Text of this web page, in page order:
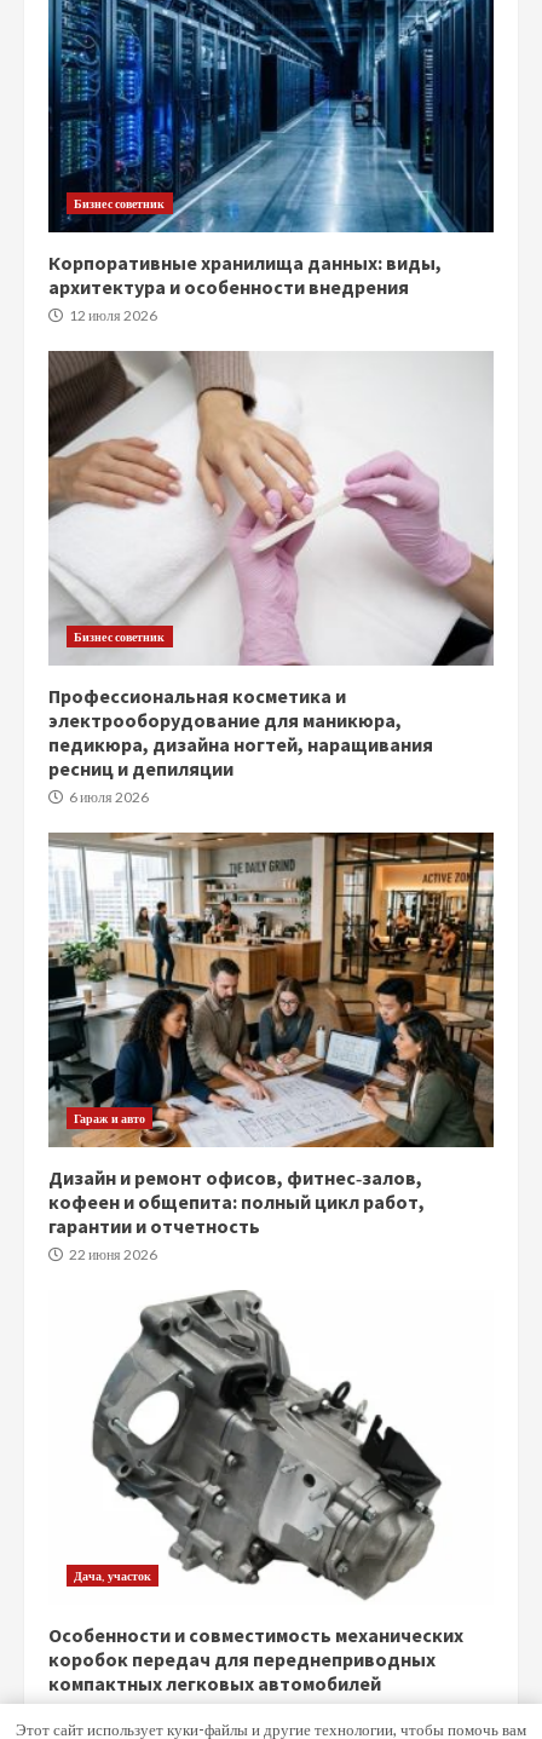
Бизнес советник
Корпоративные хранилища данных: виды,
архитектура и особенности внедрения
12 июля 2026
Бизнес советник
Профессиональная косметика и
электрооборудование для маникюра,
педикюра, дизайна ногтей, наращивания
ресниц и депиляции
6 июля 2026
Гараж и авто
Дизайн и ремонт офисов, фитнес‑залов,
кофеен и общепита: полный цикл работ,
гарантии и отчетность
22 июня 2026
Дача, участок
Особенности и совместимость механических
коробок передач для переднеприводных
компактных легковых автомобилей
Этот сайт использует куки-файлы и другие технологии, чтобы помочь вам